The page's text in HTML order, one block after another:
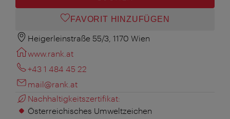
FAVORIT HINZUFÜGEN
Heigerleinstraße 55/3, 1170 Wien
www.rank.at
+43 1 484 45 22
mail@rank.at
Nachhaltigkeitszertifikat:
Österreichisches Umweltzeichen